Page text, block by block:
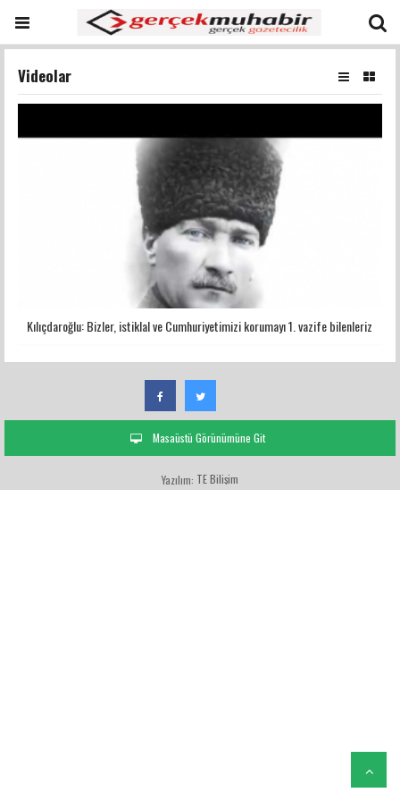
Videolar
Kılıçdaroğlu: Bizler, istiklal ve Cumhuriyetimizi korumayı 1. vazife bilenleriz
Masaüstü Görünümüne Git
Yazılım: TE Bilişim